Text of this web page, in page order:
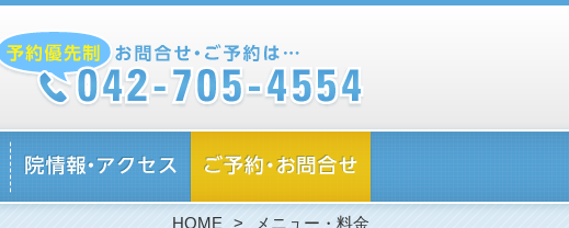
HOME メニュー・料金